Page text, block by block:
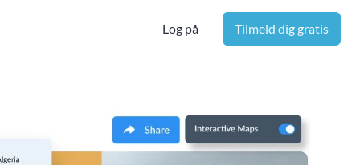
Log på Tilmeld dig gratis